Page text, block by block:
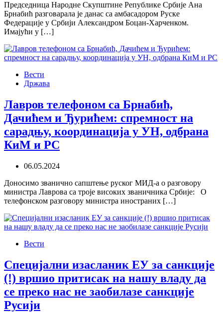
Председница Народне Скупштине Републике Србије Ана
Брнабић разговарала је данас са амбасадором Руске
Федерације у Србији Александром Боцан-Харченком.
Имајући у […]
Вести
Држава
Лавров телефоном са Брнабић,
Дачићем и Ђурићем: спремност на
сарадњу, координација у УН, одбрана
КиМ и РС
06.05.2024
Доносимо званично сапштење руског МИД-а о разговору
министра Лаврова са троје високих званичника Србије: О
телефонском разговору министра иностраних […]
Вести
Специјални изасланик ЕУ за санкције
(!) вршио притисак на нашу владу да
се преко нас не заобилазе санкције
Русији